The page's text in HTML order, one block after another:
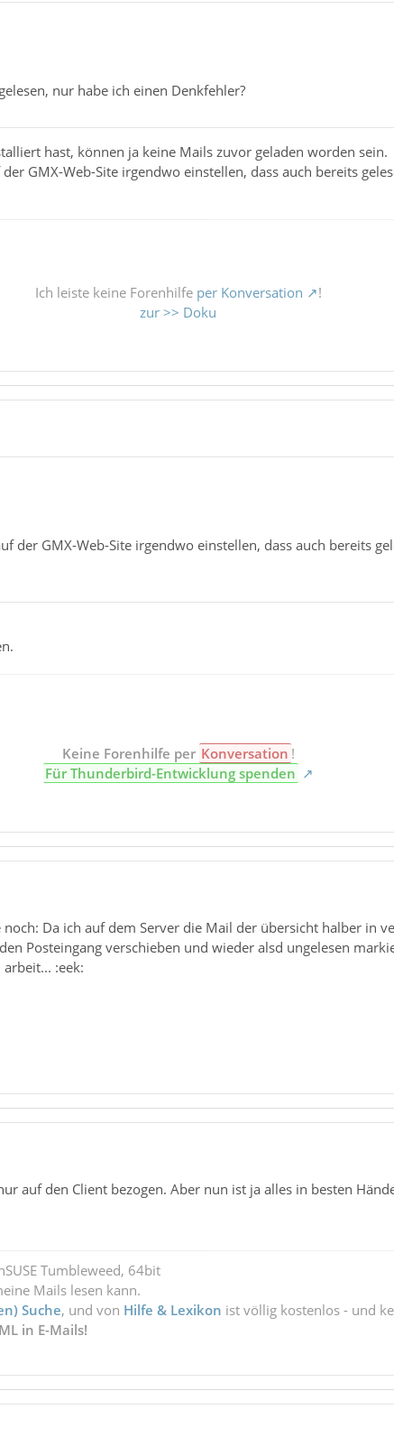
nur habe ich einen Denkfehler?
hast, können ja keine Mails zuvor geladen worden sein.
GMX-Web-Site irgendwo einstellen, dass auch bereits
Ich leiste keine Forenhilfe per Konversation
!
zur >> Doku
der GMX-Web-Site irgendwo einstellen, dass auch bereits
Keine Forenhilfe per Konversation !
Für Thunderbird-Entwicklung spenden
Da ich auf dem Server die Mail der übersicht halber in
Posteingang verschieben und wieder alsd ungelesen
:eek:
auf den Client bezogen. Aber nun ist ja alles in besten
Tumbleweed, 64bit
Mails lesen kann.
Suche, und von Hilfe & Lexikon ist völlig kostenlos - und
in E-Mails!